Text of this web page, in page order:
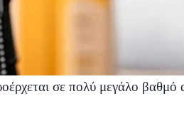
σε πολύ μεγάλο βαθμό